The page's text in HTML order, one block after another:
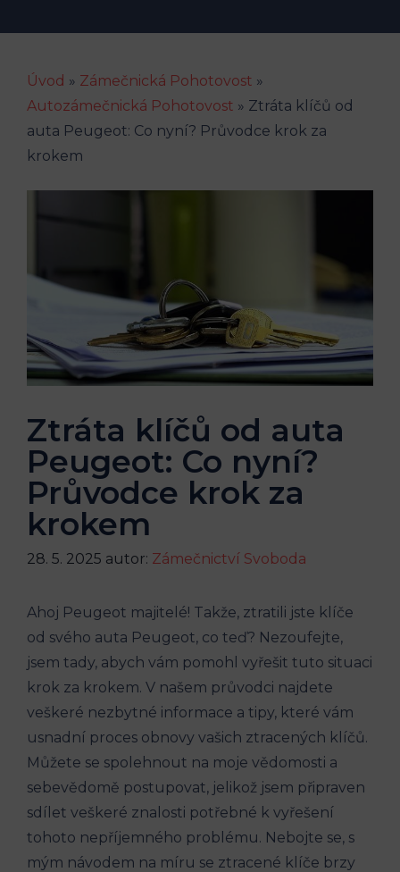
Úvod » Zámečnická Pohotovost »
Autozámečnická Pohotovost » Ztráta klíčů od
auta Peugeot: Co nyní? Průvodce krok za
krokem
Ztráta klíčů od auta
Peugeot: Co nyní?
Průvodce krok za
krokem
28. 5. 2025 autor: Zámečnictví Svoboda
Ahoj Peugeot majitelé! Takže, ztratili jste klíče
od svého auta Peugeot, co teď? Nezoufejte,
jsem tady, abych vám pomohl vyřešit tuto situaci
krok za krokem. V našem průvodci najdete
veškeré nezbytné informace a tipy, které vám
usnadní proces obnovy vašich ztracených klíčů.
Můžete se spolehnout na moje vědomosti a
sebevědomě postupovat, jelikož jsem připraven
sdílet veškeré znalosti potřebné k vyřešení
tohoto nepříjemného problému. Nebojte se, s
mým návodem na míru se ztracené klíče brzy